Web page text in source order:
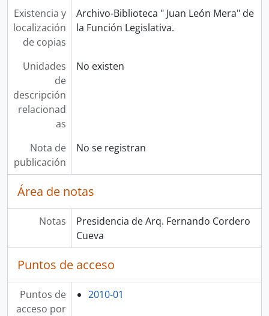
Existencia y
localización
de copias
Archivo-Biblioteca " Juan León Mera" de
la Función Legislativa.
Unidades
de
descripción
relacionad
as
No existen
Nota de
publicación
No se registran
Área de notas
Notas
Presidencia de Arq. Fernando Cordero
Cueva
Puntos de acceso
Puntos de
acceso por
2010-01